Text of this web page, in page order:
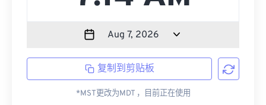
复制到剪贴板
*MST更改为MDT ，目前正在使用